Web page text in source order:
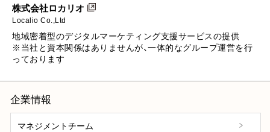
株式会社ロカリオ
Localio Co.,Ltd
地域密着型のデジタルマーケティング支援サービスの提供
※当社と資本関係はありませんが、一体的なグループ運営を行
っております
企業情報
マネジメントチーム